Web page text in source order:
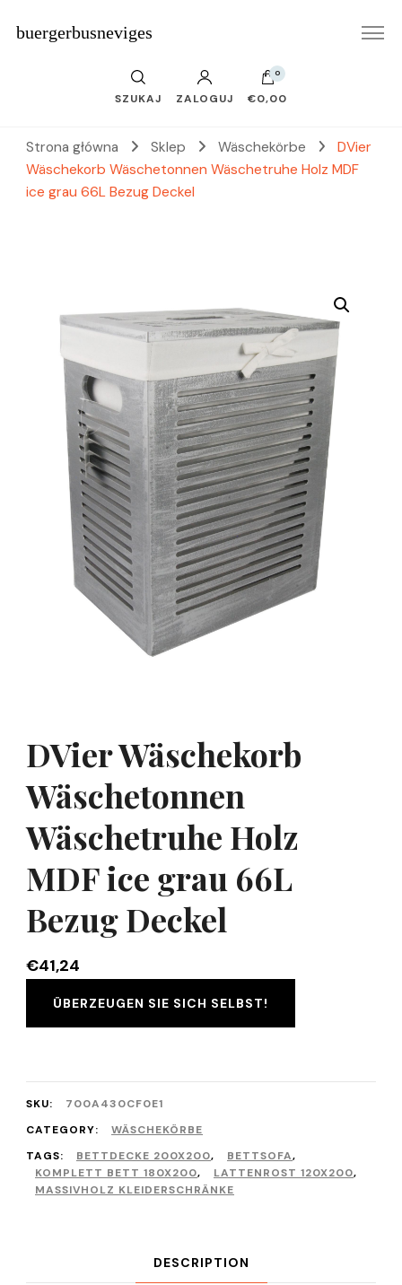
buergerbusneviges
SZUKAJ ZALOGUJ
0
€0,00
Strona główna Sklep Wäschekörbe
DVier
Wäschekorb Wäschetonnen Wäschetruhe Holz MDF
ice grau 66L Bezug Deckel
DVier Wäschekorb
Wäschetonnen
Wäschetruhe Holz
MDF ice grau 66L
Bezug Deckel
€41,24
ÜBERZEUGEN SIE SICH SELBST!
SKU:
700A430CF0E1
CATEGORY:
WÄSCHEKÖRBE
TAGS:
BETTDECKE 200X200, BETTSOFA,
KOMPLETT BETT 180X200, LATTENROST 120X200,
MASSIVHOLZ KLEIDERSCHRÄNKE
DESCRIPTION